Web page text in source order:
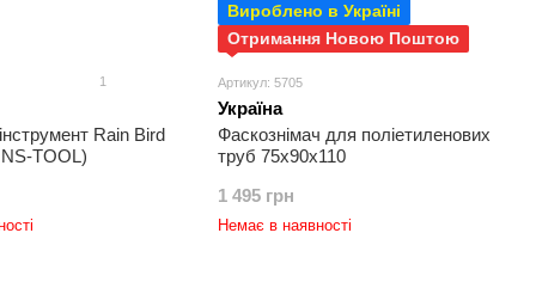
1
Rain Bird
TOOL)
Вироблено в Україні
Отримання Новою Поштою
Артикул: 5705
Україна
Фаскознімач для поліетиленових
труб 75х90х110
1 495 грн
Немає в наявності